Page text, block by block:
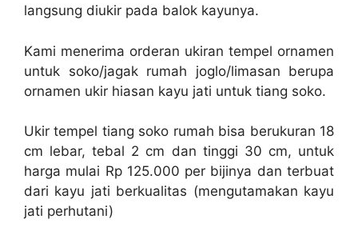
langsung diukir pada balok kayunya.
Kami menerima orderan ukiran tempel ornamen
untuk soko/jagak rumah joglo/limasan berupa
ornamen ukir hiasan kayu jati untuk tiang soko.
Ukir tempel tiang soko rumah bisa berukuran 18
cm lebar, tebal 2 cm dan tinggi 30 cm, untuk
harga mulai Rp 125.000 per bijinya dan terbuat
dari kayu jati berkualitas (mengutamakan kayu
jati perhutani)